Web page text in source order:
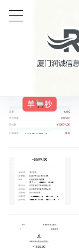
最新文章